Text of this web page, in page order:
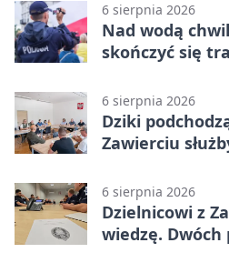
6 sierpnia 2026
Nad wodą
skończyć się
6 sierpnia 2026
Dziki
Zawierciu
6 sierpnia 2026
Dzielnicowi z
wiedzę. Dwóch